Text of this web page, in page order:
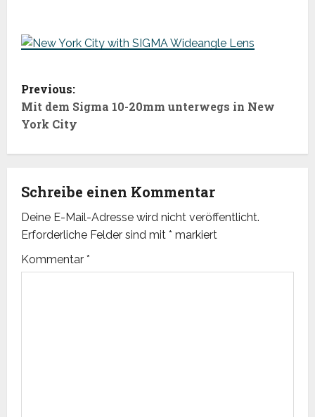
P
o
n
a
v
Previous:
Mit dem Sigma 10-20mm unterwegs in New
York City
Schreibe einen Kommentar
Deine E-Mail-Adresse wird nicht veröffentlicht.
Erforderliche Felder sind mit * markiert
Kommentar *